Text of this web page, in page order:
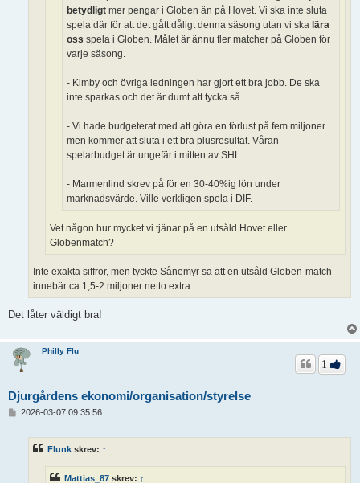
betydligt mer pengar i Globen än på Hovet. Vi ska inte sluta
spela där för att det gått dåligt denna säsong utan vi ska lära
oss spela i Globen. Målet är ännu fler matcher på Globen för
varje säsong.
- Kimby och övriga ledningen har gjort ett bra jobb. De ska
inte sparkas och det är dumt att tycka så.
- Vi hade budgeterat med att göra en förlust på fem miljoner
men kommer att sluta i ett bra plusresultat. Våran
spelarbudget är ungefär i mitten av SHL.
- Marmenlind skrev på för en 30-40%ig lön under
marknadsvärde. Ville verkligen spela i DIF.
Vet någon hur mycket vi tjänar på en utsåld Hovet eller
Globenmatch?
Inte exakta siffror, men tyckte Sånemyr sa att en utsåld Globen-match
innebär ca 1,5-2 miljoner netto extra.
Det låter väldigt bra!
Philly Flu
Djurgårdens ekonomi/organisation/styrelse
1
2026-03-07 09:35:56
Flunk skrev: ↑
Mattias_87 skrev: ↑